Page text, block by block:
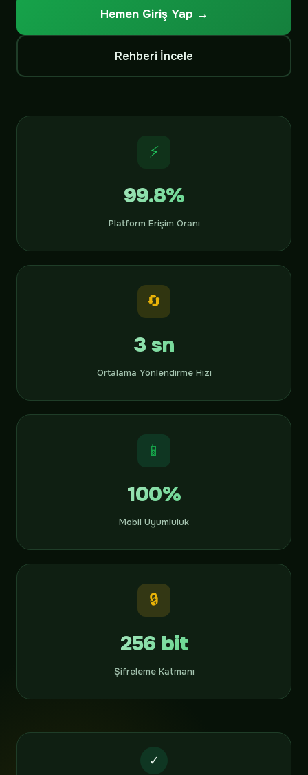
Hemen Giriş Yap →
Rehberi İncele
⚡
99.8%
Platform Erişim Oranı
🔄
3 sn
Ortalama Yönlendirme Hızı
📱
100%
Mobil Uyumluluk
🔒
256 bit
Şifreleme Katmanı
✓